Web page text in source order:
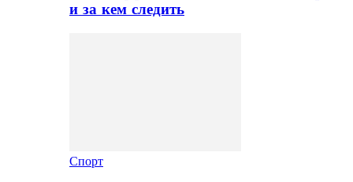
и за кем следить
Спорт